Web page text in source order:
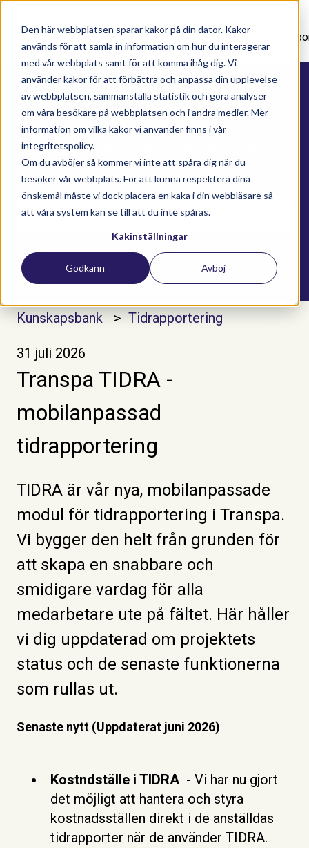
Den här webbplatsen sparar kakor på din dator. Kakor
används för att samla in information om hur du interagerar
med vår webbplats samt för att komma ihåg dig. Vi
använder kakor för att förbättra och anpassa din upplevelse
av webbplatsen, sammanställa statistik och göra analyser
om våra besökare på webbplatsen och i andra medier. Mer
information om vilka kakor vi använder finns i vår
integritetspolicy.
Om du avböjer så kommer vi inte att spåra dig när du
besöker vår webbplats. För att kunna respektera dina
önskemål måste vi dock placera en kaka i din webbläsare så
att våra system kan se till att du inte spåras.
Kakinställningar
Godkänn Avböj
Nyhetsartiklar Utbildningar Supportavtal
Här kan du söka bland alla
våra kunskapsartiklar
Det finns inga förslag eftersom sökfältet är
Kunskapsbank Tidrapportering
31 juli 2026
Transpa TIDRA -
mobilanpassad
tidrapportering
TIDRA är vår nya, mobilanpassade
modul för tidrapportering i Transpa.
Vi bygger den helt från grunden för
att skapa en snabbare och
smidigare vardag för alla
medarbetare ute på fältet. Här håller
vi dig uppdaterad om projektets
status och de senaste funktionerna
som rullas ut.
Senaste nytt (Uppdaterat juni 2026)
Kostndställe i TIDRA - Vi har nu gjort
det möjligt att hantera och styra
kostnadsställen direkt i de anställdas
tidrapporter när de använder TIDRA.